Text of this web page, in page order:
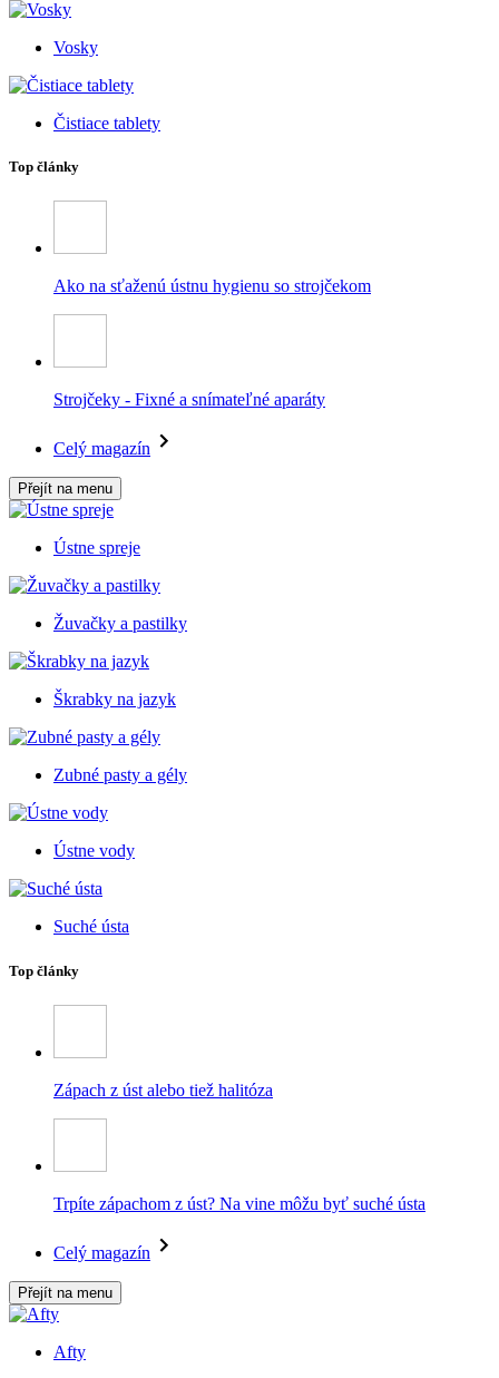
Vosky
Čistiace tablety
Top články
Ako na sťaženú ústnu hygienu so strojčekom
Strojčeky - Fixné a snímateľné aparáty
Celý magazín
Přejít na menu
Ústne spreje
Žuvačky a pastilky
Škrabky na jazyk
Zubné pasty a gély
Ústne vody
Suché ústa
Top články
Zápach z úst alebo tiež halitóza
Trpíte zápachom z úst? Na vine môžu byť suché ústa
Celý magazín
Přejít na menu
Afty